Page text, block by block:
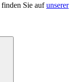
finden Sie aufunserer